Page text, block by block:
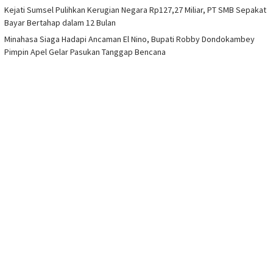
Kejati Sumsel Pulihkan Kerugian Negara Rp127,27 Miliar, PT SMB Sepakat
Bayar Bertahap dalam 12 Bulan
Minahasa Siaga Hadapi Ancaman El Nino, Bupati Robby Dondokambey
Pimpin Apel Gelar Pasukan Tanggap Bencana